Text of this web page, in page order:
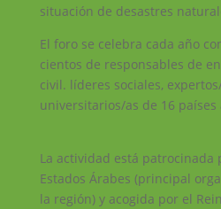
situación de desastres
El foro se celebra cada año
cientos de responsables de
civil. líderes sociales,
universitarios/as de 16 países
La actividad está patrocinada
Estados Árabes (principal
la región) y acogida por el